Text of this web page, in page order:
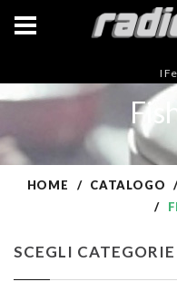
I
HOME CATALOGO
SCEGLI CATEGORIE